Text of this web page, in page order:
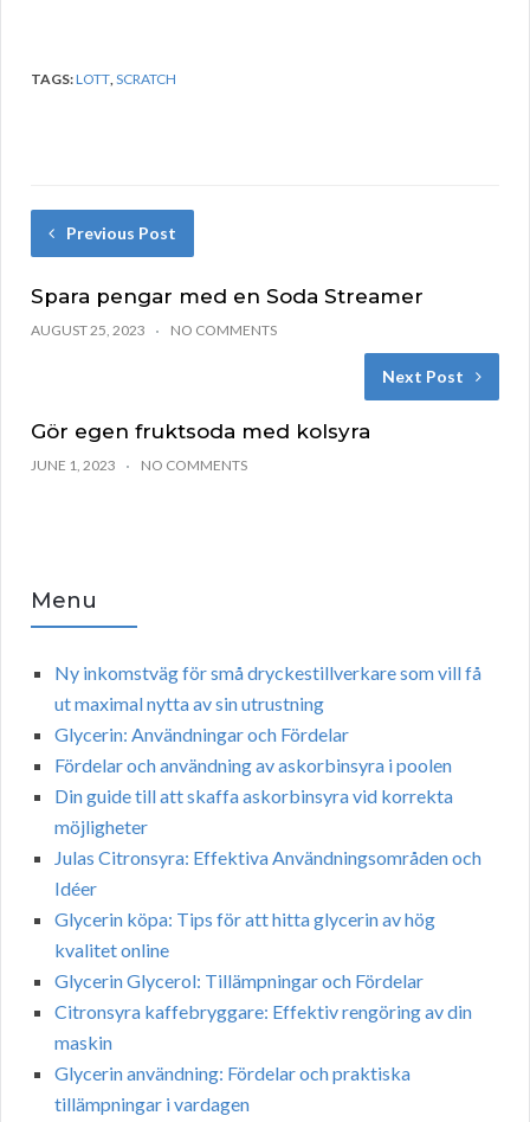
TAGS:LOTT,SCRATCH
Previous Post
Spara pengar med en Soda Streamer
AUGUST 25, 2023 NO COMMENTS
Next Post
Gör egen fruktsoda med kolsyra
JUNE 1, 2023 NO COMMENTS
Menu
Ny inkomstväg för små dryckestillverkare som vill få
ut maximal nytta av sin utrustning
Glycerin: Användningar och Fördelar
Fördelar och användning av askorbinsyra i poolen
Din guide till att skaffa askorbinsyra vid korrekta
möjligheter
Julas Citronsyra: Effektiva Användningsområden och
Idéer
Glycerin köpa: Tips för att hitta glycerin av hög
kvalitet online
Glycerin Glycerol: Tillämpningar och Fördelar
Citronsyra kaffebryggare: Effektiv rengöring av din
maskin
Glycerin användning: Fördelar och praktiska
tillämpningar i vardagen